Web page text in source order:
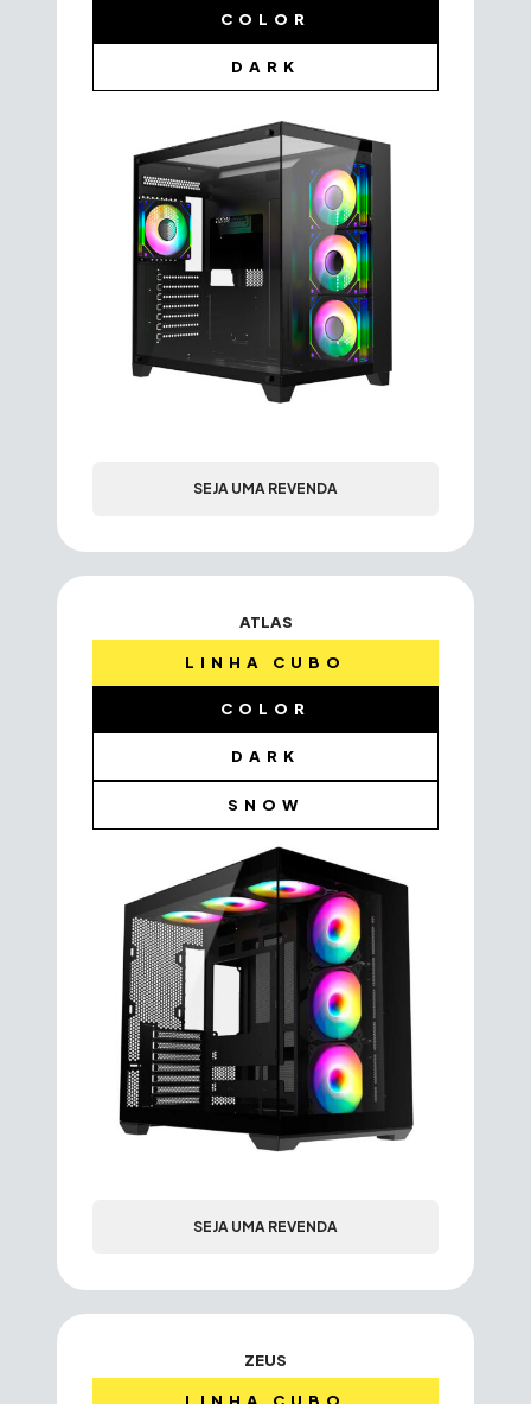
COLOR
DARK
SEJA UMA REVENDA
ATLAS
LINHA CUBO
COLOR
DARK
SNOW
SEJA UMA REVENDA
ZEUS